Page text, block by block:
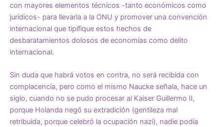
con mayores elementos técnicos -tanto económicos como
jurídicos- para llevarla a la ONU y promover una convención
internacional que tipifique estos hechos de
desbaratamientos dolosos de economías como delito
internacional.
Sin duda que habrá votos en contra, no será recibida con
complacencia, pero como el mismo Naucke señala, hace un
siglo, cuando no se pudo procesar al Kaiser Guillermo II,
porque Holanda negó su extradición (gentileza mal
retribuida, porque celebró la ocupación nazi), nadie podía